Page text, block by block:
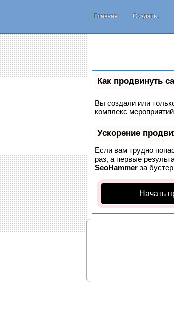
Главная Создать...
Как продвинуть
Вы создали или
комплекс
Ускорение
Если вам трудно
раз, а первые
SeoHammer за бустер
Начать